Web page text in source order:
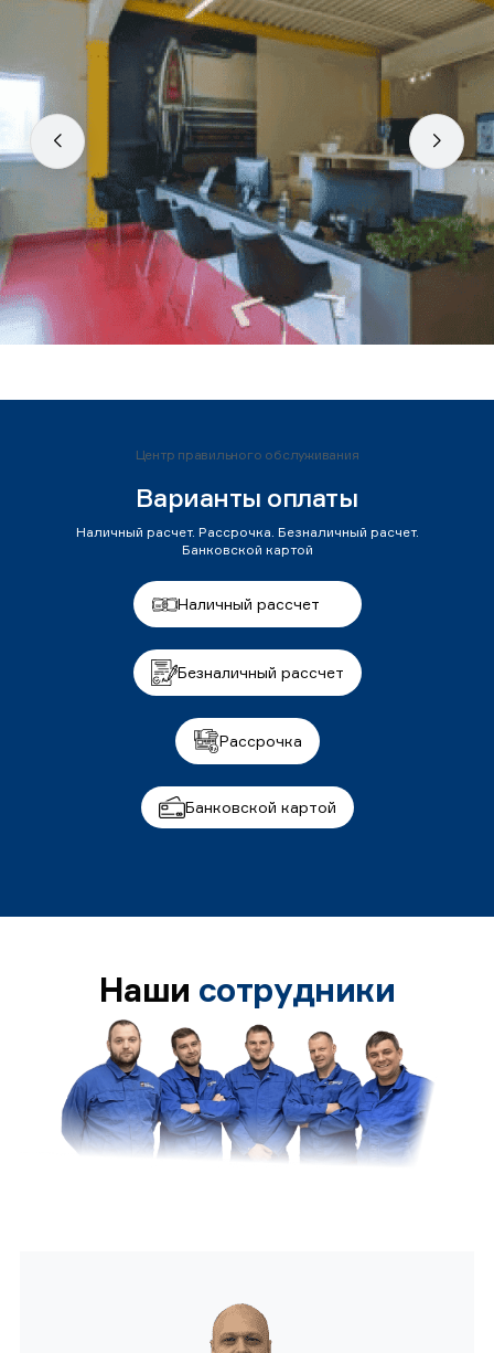
Центр правильного обслуживания
Варианты оплаты
Наличный расчет. Рассрочка. Безналичный расчет.
Банковской картой
Наличный рассчет
Безналичный рассчет
Рассрочка
Банковской картой
Наши сотрудники